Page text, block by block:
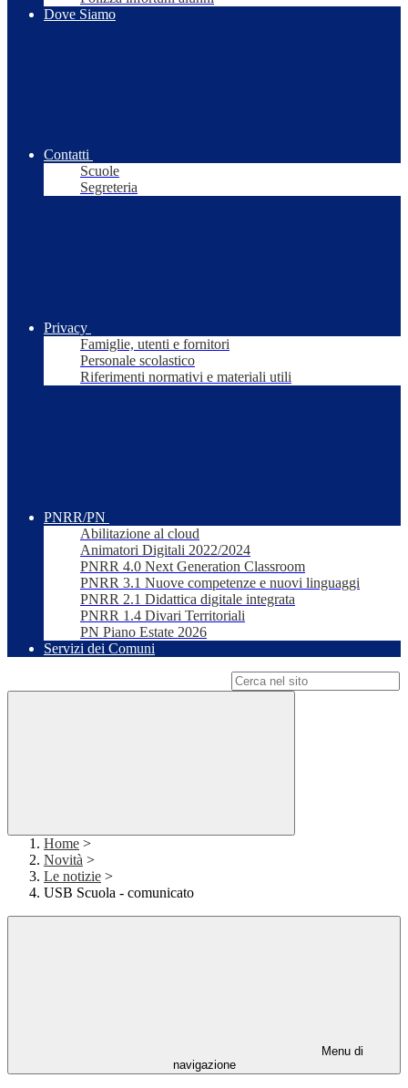
Dove Siamo
Contatti
Scuole
Segreteria
Privacy
Famiglie, utenti e fornitori
Personale scolastico
Riferimenti normativi e materiali utili
PNRR/PN
Abilitazione al cloud
Animatori Digitali 2022/2024
PNRR 4.0 Next Generation Classroom
PNRR 3.1 Nuove competenze e nuovi linguaggi
PNRR 2.1 Didattica digitale integrata
PNRR 1.4 Divari Territoriali
PN Piano Estate 2026
Servizi dei Comuni
Home >
Novità >
Le notizie >
USB Scuola - comunicato
Menu di
navigazione